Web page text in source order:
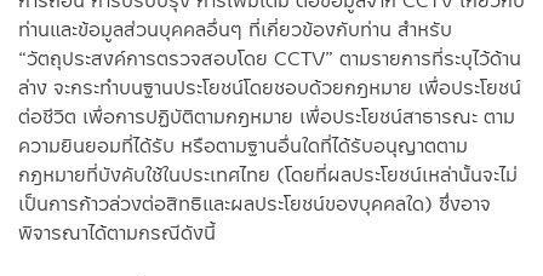
ท่านและข้อมูลส่วนบุคคลอื่นๆ ที่เกี่ยวข้องกับท่าน สำหรับ
“วัตถุประสงค์การตรวจสอบโดย CCTV” ตามรายการที่ระบุไว้ด้าน
ล่าง จะกระทำบนฐานประโยชน์โดยชอบด้วยกฎหมาย เพื่อประโยชน์
ต่อชีวิต เพื่อการปฏิบัติตามกฎหมาย เพื่อประโยชน์สาธารณะ ตาม
ความยินยอมที่ได้รับ หรือตามฐานอื่นใดที่ได้รับอนุญาตตาม
กฎหมายที่บังคับใช้ในประเทศไทย (โดยที่ผลประโยชน์เหล่านั้นจะไม่
เป็นการก้าวล่วงต่อสิทธิและผลประโยชน์ของบุคคลใด) ซึ่งอาจ
พิจารณาได้ตามกรณีดังนี้